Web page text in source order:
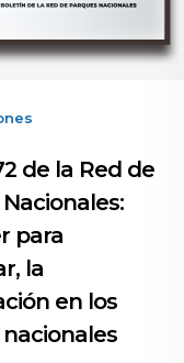
de la Red de
para
la
en los